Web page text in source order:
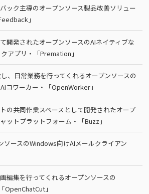
ック主導のオープンソース製品改善ソリュー
」
開発されたオープンソースのAIネイティブな
アプリ・「Premation」
、日常業務を行ってくれるオープンソースの
コワーカー・「OpenWorker」
の共同作業スペースとして開発されたオープ
ットプラットフォーム・「Buzz」
ソースのWindows向けAIメールクライアン
編集を行ってくれるオープンソースの
OpenChatCut」